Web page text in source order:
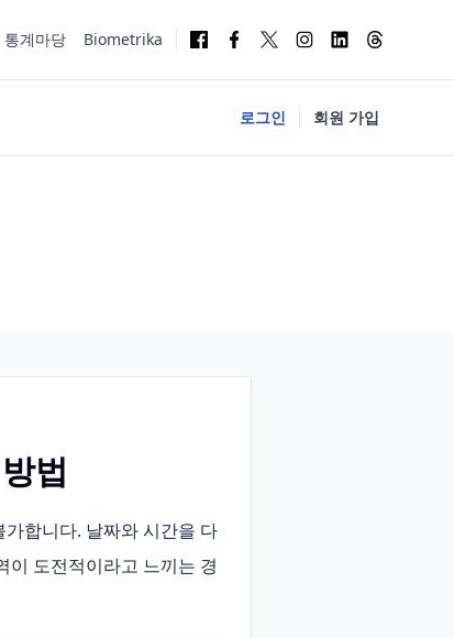
통계마당 Biometrika
로그인 회원 가입
법
합니다. 날짜와 시간을 다
이 도전적이라고 느끼는 경